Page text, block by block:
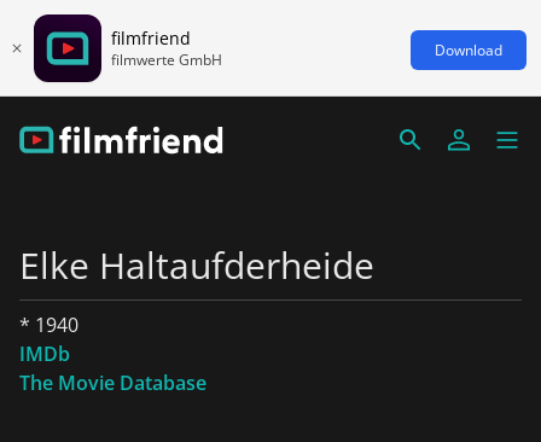
filmfriend
filmwerte GmbH Download
Elke Haltaufderheide
* 1940
IMDb
The Movie Database